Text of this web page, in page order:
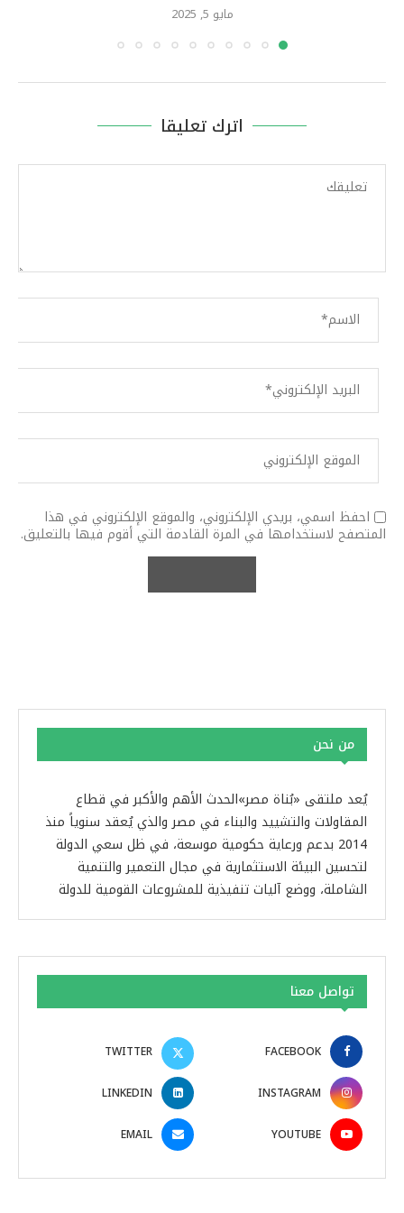
مايو 5, 2025
اترك تعليقا
احفظ اسمي، بريدي الإلكتروني، والموقع الإلكتروني في هذا
المتصفح لاستخدامها في المرة القادمة التي أقوم فيها بالتعليق.
من نحن
يُعد ملتقى «بُناة مصر»الحدث الأهم والأكبر في قطاع
المقاولات والتشييد والبناء في مصر والذي يُعقد سنوياً منذ
2014 بدعم ورعاية حكومية موسعة، في ظل سعي الدولة
لتحسين البيئة الاستثمارية في مجال التعمير والتنمية
الشاملة، ووضع آليات تنفيذية للمشروعات القومية للدولة
تواصل معنا
FACEBOOK
TWITTER
INSTAGRAM
LINKEDIN
YOUTUBE
EMAIL